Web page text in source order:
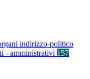
indirizzo-politico
- amministrativi 157